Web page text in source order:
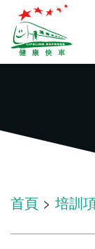
首頁 > 培訓